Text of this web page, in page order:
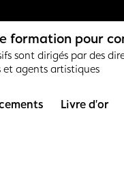
formation pour
sont dirigés par des
et agents artistiques
Livre d’or